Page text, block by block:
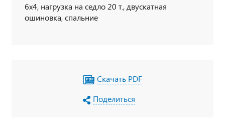
6х4, нагрузка на седло 20 т., двускатная
ошиновка, спальние
Скачать PDF
Поделиться